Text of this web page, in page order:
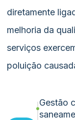
diretamente
melhoria da
serviços
poluição
Gestão